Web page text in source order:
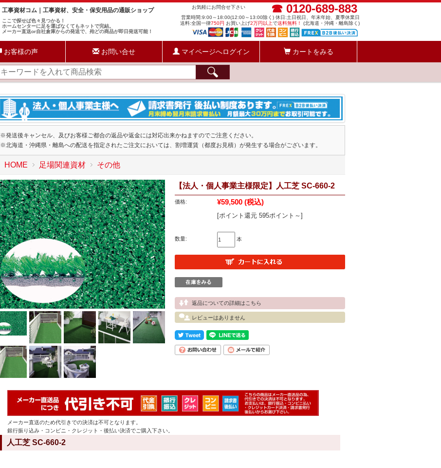
工事資材コム｜工事資材、安全・保安用品の通販ショップ
ここで探せば色々見つかる！
ホームセンターに足を運ばなくてもネットで完結。
メーカー直送or自社倉庫からの発送で、殆どの商品が即日発送可能！
お気軽にお問合せ下さい ☎ 0120-689-883
営業時間:9:00～18:00(12:00～13:00除く) 休日:土日祝日、年末年始、夏季休業日
送料:全国一律750円 お買い上げ2万円以上で送料無料！ (北海道・沖縄・離島除く)
お客様の声 お問い合せ マイページへログイン カートをみる
※発送後キャンセル、及びお客様ご都合の返品や返金には対応出来かねますのでご注意ください。
※北海道・沖縄県・離島への配送を指定されたご注文においては、割増運賃（都度お見積）が発生する場合がございます。
HOME 足場関連資材 その他
【法人・個人事業主様限定】人工芝 SC-660-2
価格: ¥59,500 (税込)
[ポイント還元 595ポイント～]
数量: 本
返品についての詳細はこちら
レビューはありません
メーカー直送のため代引きでの決済は不可となります。
銀行振り込み・コンビニ・クレジット・後払い決済でご購入下さい。
人工芝 SC-660-2